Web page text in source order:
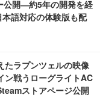
公開―約5年の開発を経
語対応の体験版も配
たラプンツェルの映像
ン戦うローグライトAC
ストアページ公開